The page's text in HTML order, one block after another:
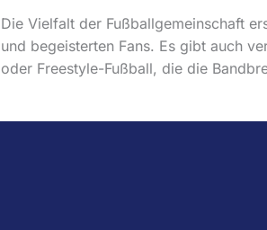
:6
Die Vielfalt der Fußballgemeinschaft
und begeisterten Fans. Es gibt auch
oder Freestyle-Fußball, die die